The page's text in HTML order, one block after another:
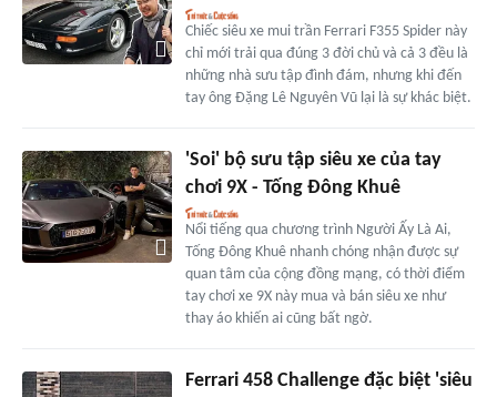
Chiếc siêu xe mui trần Ferrari F355 Spider này
chỉ mới trải qua đúng 3 đời chủ và cả 3 đều là
những nhà sưu tập đình đám, nhưng khi đến
tay ông Đặng Lê Nguyên Vũ lại là sự khác biệt.
'Soi' bộ sưu tập siêu xe của tay
chơi 9X - Tống Đông Khuê
Nổi tiếng qua chương trình Người Ấy Là Ai,
Tống Đông Khuê nhanh chóng nhận được sự
quan tâm của cộng đồng mạng, có thời điểm
tay chơi xe 9X này mua và bán siêu xe như
thay áo khiến ai cũng bất ngờ.
Ferrari 458 Challenge đặc biệt 'siêu